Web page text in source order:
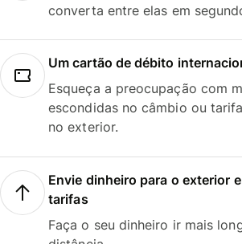
converta entre elas em
Um cartão de débito
Esqueça a preocupação com
escondidas no câmbio ou
no exterior.
Envie dinheiro para o exterior
tarifas
Faça o seu dinheiro ir mais